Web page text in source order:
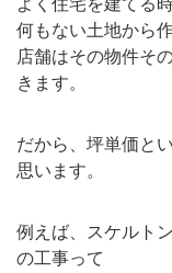
何もない土地から
店舗はその物件そ
きます。
だから、坪単価と
思います。
例えば、スケルト
の工事って